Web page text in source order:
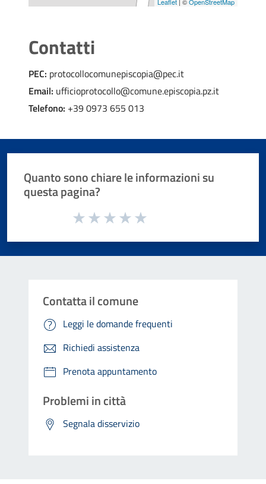
Contatti
PEC: protocollocomunepiscopia@pec.it
Email: ufficioprotocollo@comune.episcopia.pz.it
Telefono: +39 0973 655 013
Quanto sono chiare le informazioni su
questa pagina?
Valuta da 1 a 5 stelle la pagina
Contatta il comune
Leggi le domande frequenti
Richiedi assistenza
Prenota appuntamento
Problemi in città
Segnala disservizio